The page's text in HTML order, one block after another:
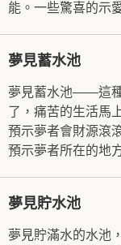
能。一些驚喜的示
夢見蓄水池
夢見蓄水池——這
了，痛苦的生活馬
預示夢者會財源滾
預示夢者所在的地
夢見貯水池
夢見貯滿水的水池